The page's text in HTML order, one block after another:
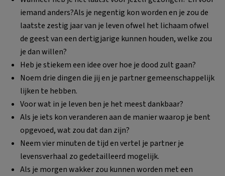
iemand anders?Als je negentig kon worden en je zou de
laatste zestig jaar van je leven ofwel het lichaam ofwel
de geest van een dertigjarige kunnen houden, welke zou
je dan willen?
Heb je stiekem een idee over hoe je dood zult gaan?
Noem drie dingen die jij en je partner gemeenschappelijk
lijken te hebben.
Voor wat in je leven ben je het meest dankbaar?
Als je iets kon veranderen aan de manier waarop je bent
opgevoed, wat zou dat dan zijn?
Neem vier minuten de tijd en vertel je partner je
levensverhaal zo gedetailleerd mogelijk.
Als je morgen wakker zou kunnen worden met een